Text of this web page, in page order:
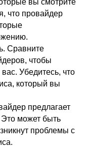
вы смотрите
что провайдер
Сравните
чтобы
Убедитесь, что
который вы
предлагает
может быть
проблемы с